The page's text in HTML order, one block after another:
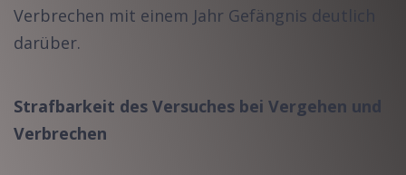
Verbrechen mit einem Jahr Gefängnis deutlich
darüber.
Strafbarkeit des Versuches bei Vergehen und
Verbrechen